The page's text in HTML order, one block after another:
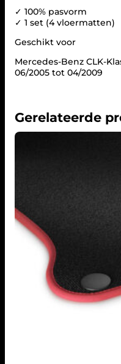
C
o
p
e
Z
t
a
a
✓ 100% pasvorm
✓ 1 set (4 vloermatten)
Geschikt voor
Mercedes-Benz CLK-
06/2005 tot 04/2009
Gerelateerde